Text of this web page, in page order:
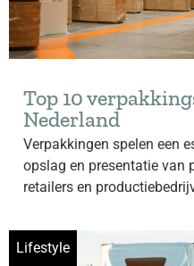
Top 10
Nederland
Verpakkingen spelen een
opslag en presentatie van
retailers en
Lifestyle